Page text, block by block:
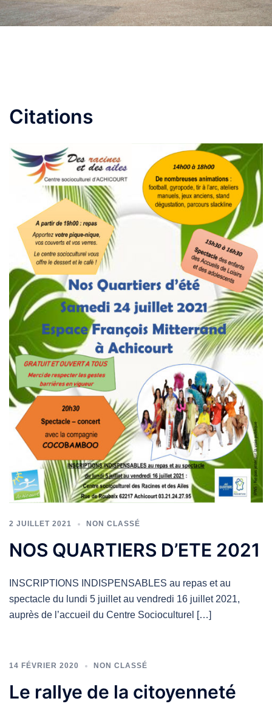
Citations
2 JUILLET 2021 NON CLASSÉ
NOS QUARTIERS D’ETE 2021
INSCRIPTIONS INDISPENSABLES au repas et au
spectacle du lundi 5 juillet au vendredi 16 juillet 2021,
auprès de l’accueil du Centre Socioculturel […]
14 FÉVRIER 2020 NON CLASSÉ
Le rallye de la citoyenneté